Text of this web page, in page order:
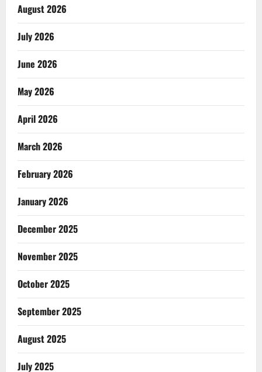
August 2026
July 2026
June 2026
May 2026
April 2026
March 2026
February 2026
January 2026
December 2025
November 2025
October 2025
September 2025
August 2025
July 2025